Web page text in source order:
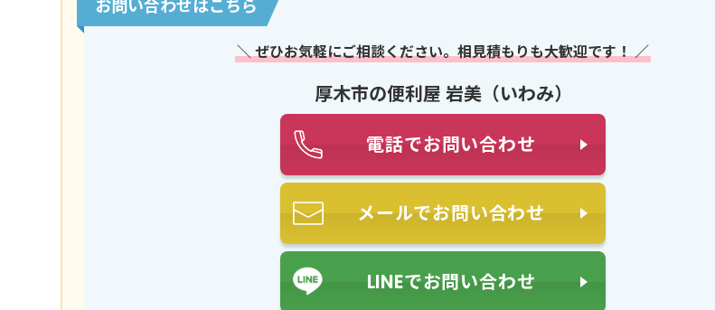
お問い合わせはこちら
＼ ぜひお気軽にご相談ください。相見積もりも大歓迎です！ ／
厚木市の便利屋 岩美（いわみ）
電話でお問い合わせ
メールでお問い合わせ
LINEでお問い合わせ